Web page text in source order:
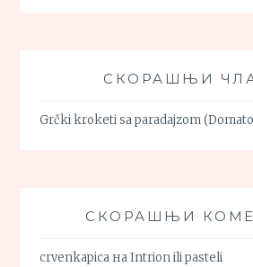
СКОРАШЊИ
Grčki kroketi sa paradajzom
СКОРАШЊИ
crvenkapica наIntrion ili pasteli